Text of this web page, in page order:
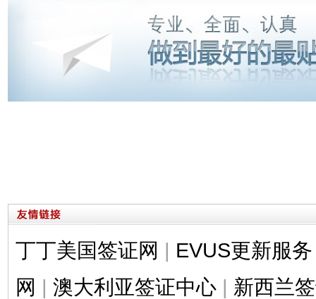
丁丁美国签证网 | EVUS更新服务
网 | 澳大利亚签证中心 | 新西兰